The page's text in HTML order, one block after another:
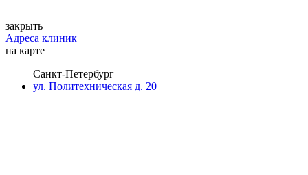
закрыть
Адреса клиник
на карте
Санкт-Петербург
ул. Политехническая д. 20